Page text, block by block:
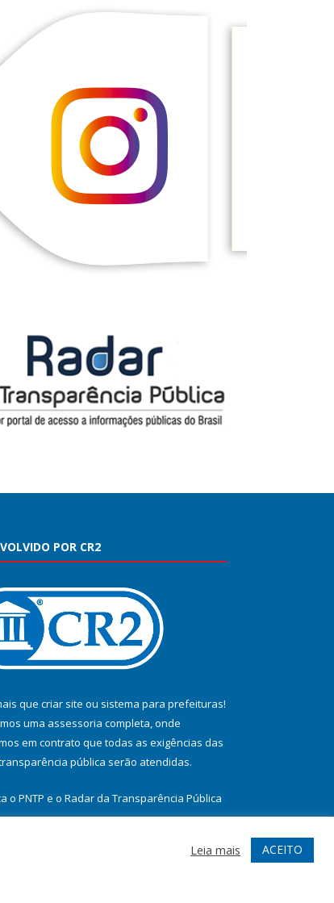
POR CR2
que criar site ou sistema para prefeituras!
uma assessoria completa, onde
em contrato que todas as exigências das
pública serão atendidas.
o PNTP e o Radar da Transparência Pública
Leia mais ACEITO